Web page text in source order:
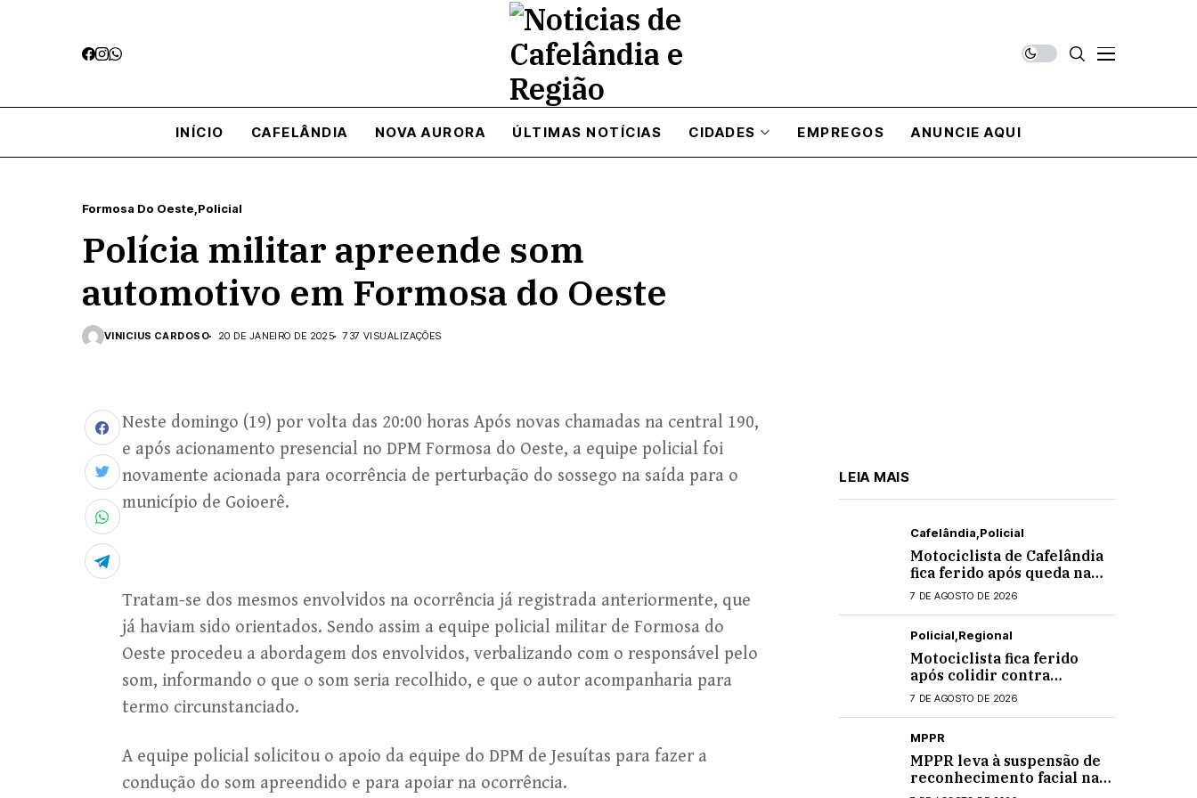
INÍCIO CAFELÂNDIA NOVA AURORA ÚLTIMAS NOTÍCIAS CIDADES EMPREGOS ANUNCIE AQUI
Formosa Do Oeste Policial
Polícia militar apreende som
automotivo em Formosa do Oeste
VINICIUS CARDOSO 20 DE JANEIRO DE 2025 737 VISUALIZAÇÕES
Neste domingo (19) por volta das 20:00 horas Após novas chamadas na central 190,
e após acionamento presencial no DPM Formosa do Oeste, a equipe policial foi
novamente acionada para ocorrência de perturbação do sossego na saída para o
município de Goioerê.
Tratam-se dos mesmos envolvidos na ocorrência já registrada anteriormente, que
já haviam sido orientados. Sendo assim a equipe policial militar de Formosa do
Oeste procedeu a abordagem dos envolvidos, verbalizando com o responsável pelo
som, informando o que o som seria recolhido, e que o autor acompanharia para
termo circunstanciado.
A equipe policial solicitou o apoio da equipe do DPM de Jesuítas para fazer a
condução do som apreendido e para apoiar na ocorrência.
LEIA MAIS
Cafelândia Policial
Motociclista de Cafelândia
fica ferido após queda na
PR-180 em Quarto
7 DE AGOSTO DE 2026
Policial Regional
Motociclista fica ferido
após colidir contra
banheiro químico que caiu
7 DE AGOSTO DE 2026
MPPR
MPPR leva à suspensão de
reconhecimento facial nas
escolas estaduais